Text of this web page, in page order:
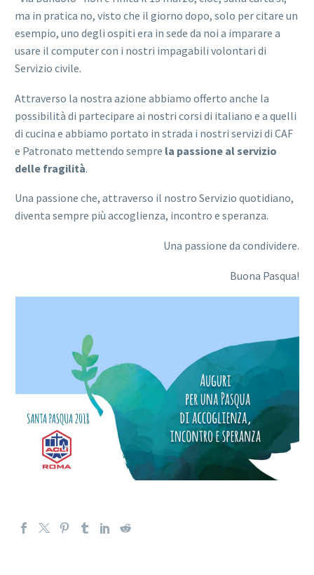
ma in pratica no, visto che il giorno dopo, solo per citare un
esempio, uno degli ospiti era in sede da noi a imparare a
usare il computer con i nostri impagabili volontari di
Servizio civile.
Attraverso la nostra azione abbiamo offerto anche la
possibilità di partecipare ai nostri corsi di italiano e a quelli
di cucina e abbiamo portato in strada i nostri servizi di CAF
e Patronato mettendo sempre la passione al servizio
delle fragilità.
Una passione che, attraverso il nostro Servizio quotidiano,
diventa sempre più accoglienza, incontro e speranza.
Una passione da condividere.
Buona Pasqua!